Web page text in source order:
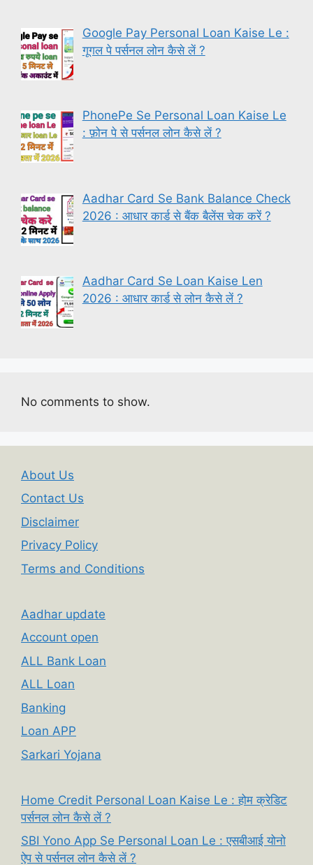
Google Pay Personal Loan Kaise Le :
गूगल पे पर्सनल लोन कैसे लें ?
PhonePe Se Personal Loan Kaise Le
: फ़ोन पे से पर्सनल लोन कैसे लें ?
Aadhar Card Se Bank Balance Check
2026 : आधार कार्ड से बैंक बैलेंस चेक करें ?
Aadhar Card Se Loan Kaise Len
2026 : आधार कार्ड से लोन कैसे लें ?
No comments to show.
About Us
Contact Us
Disclaimer
Privacy Policy
Terms and Conditions
Aadhar update
Account open
ALL Bank Loan
ALL Loan
Banking
Loan APP
Sarkari Yojana
Home Credit Personal Loan Kaise Le : होम क्रेडिट
पर्सनल लोन कैसे लें ?
SBI Yono App Se Personal Loan Le : एसबीआई योनो
ऐप से पर्सनल लोन कैसे लें ?